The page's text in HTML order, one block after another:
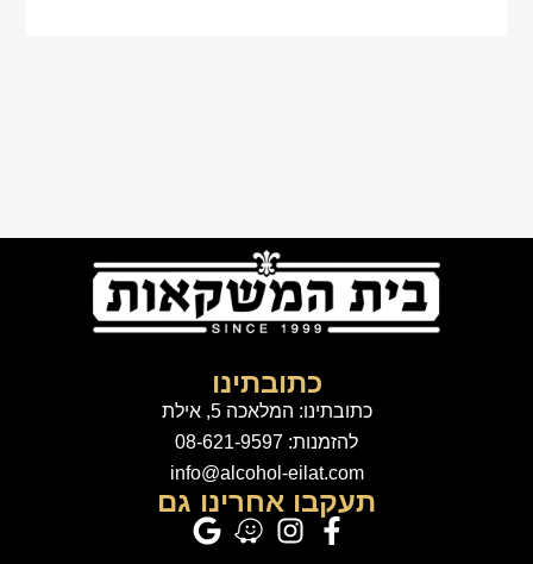
כתובתינו
כתובתינו: המלאכה 5, אילת
להזמנות: 08-621-9597
info@alcohol-eilat.com
תעקבו אחרינו גם